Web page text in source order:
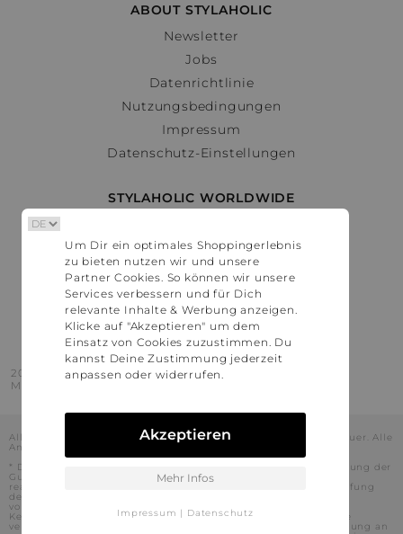
ABOUT STYLAHOLIC
Newsletter
Jobs
Datenrichtlinie
Nutzungsbedingungen
Impressum
Datenschutz-Einstellungen
STYLAHOLIC WORLDWIDE
Österreich
Schweiz
France
United States
2016 - 2026 © Stylaholic.
Made for you with love in munich.
Alle Preise inkl. der jeweils geltenden gesetzlichen Mehrwertsteuer. Alle
Angaben ohne Gewähr.
* Die angezeigten Preise beinhalten Rabatte, die durch die Nutzung der
Gutschein-Codes auf den Seiten unserer Partner voraussichtlich
realisiert werden können. Stylaholic führt keine vollständige Prüfung
der Gutschein-Codes durch und es kann daher in Einzelfällen
vorkommen, dass die Gutscheine abweichend von unserem
Kenntnisstand bei dem jeweiligen Shop nicht oder nur teilweise
verwendet werden können. Darüber hinaus kann deren Verwendung an
Um Dir ein optimales Shoppingerlebnis
zu bieten nutzen wir und unsere
Partner Cookies. So können wir unsere
Services verbessern und für Dich
relevante Inhalte & Werbung anzeigen.
Klicke auf "Akzeptieren" um dem
Einsatz von Cookies zuzustimmen. Du
kannst Deine Zustimmung jederzeit
anpassen oder widerrufen.
Akzeptieren
Mehr Infos
Impressum | Datenschutz